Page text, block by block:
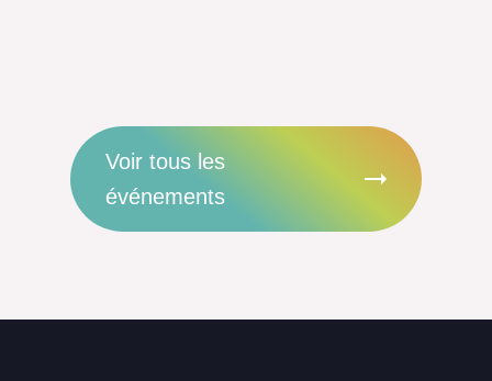
Voir tous les
événements